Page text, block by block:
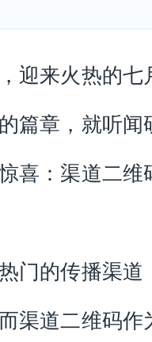
迎来火热的七
篇章，就听闻
喜：渠道二维
门的传播渠道
渠道二维码作